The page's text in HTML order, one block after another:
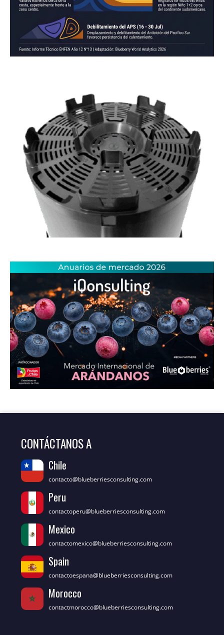
CONTÁCTANOS A
Chile
contacto@blueberriesconsulting.com
Peru
contactoperu@blueberriesconsulting.com
Mexico
contactomexico@blueberriesconsulting.com
Spain
contactoespana@blueberriesconsulting.com
Morocco
contactmorocco@blueberriesconsulting.com